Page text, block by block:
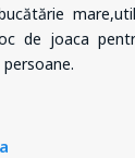
de joaca